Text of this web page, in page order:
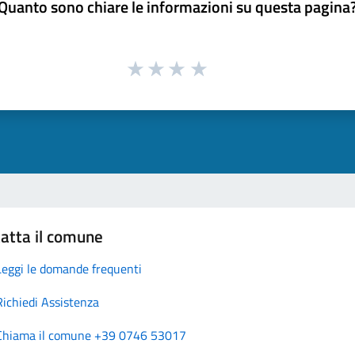
sono chiare le informazioni su questa
il comune
le domande frequenti
Assistenza
il comune +39 0746 53017